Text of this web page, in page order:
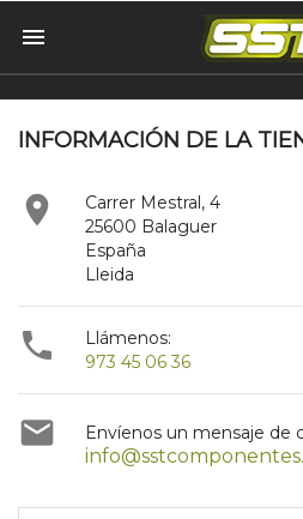

INFORMACIÓN DE LA

Carrer Mestral, 4
25600 Balaguer
España
Lleida

Llámenos:
973 45 06 36
 Envíenos un mensaje de